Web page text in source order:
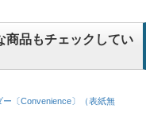
商品もチェックしてい
ー〔Convenience〕（表紙無